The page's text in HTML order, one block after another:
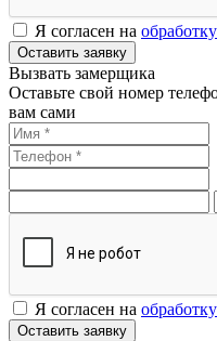
Я согласен на
Оставить заявку
Вызвать замерщика
Оставьте свой номер
вам сами
Я согласен на
Оставить заявку